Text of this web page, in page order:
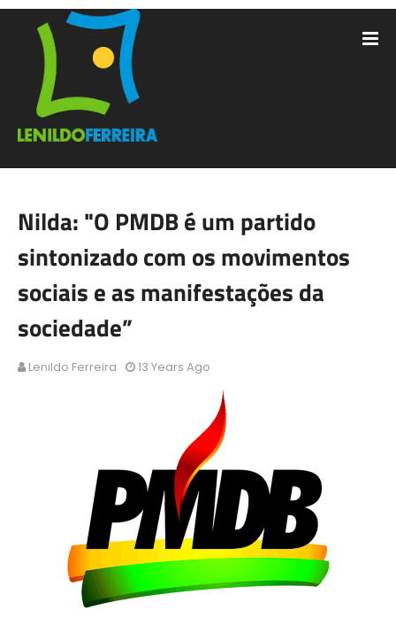
Nilda: "O PMDB é um partido
sintonizado com os movimentos
sociais e as manifestações da
sociedade”
Lenildo Ferreira 13 Years Ago